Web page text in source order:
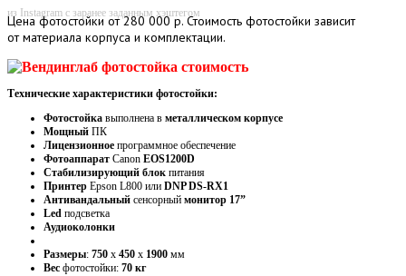
из Instagram с заранее заданным хэштегом
Ценафотостойки от 280 000 р. Стоимость фотостойки зависит
от материала корпуса и комплектации.
Технические характеристики фотостойки:
Фотостойка выполнена в металлическом корпусе
Мощный ПК
Лицензионное программное обеспечение
Фотоаппарат Canon EOS1200D
Стабилизирующий блок питания
Принтер Epson L800 или DNP DS-RX1
Антивандальный сенсорный монитор 17”
Led подсветка
Аудиоколонки
Размеры: 750 х 450 х 1900 мм
Вес фотостойки: 70 кг